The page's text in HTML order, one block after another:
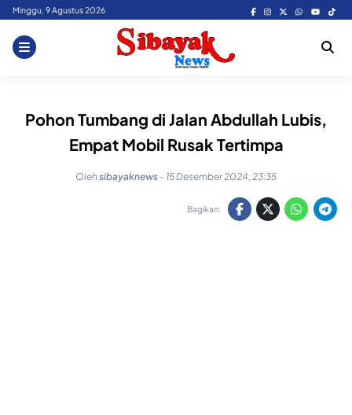
Skip
content
Minggu, 9 Agustus 2026
Pohon Tumbang di Jalan Abdullah Lubis,
Empat Mobil Rusak Tertimpa
Olehsibayaknews - 15 Desember 2024, 23:35
Bagikan: